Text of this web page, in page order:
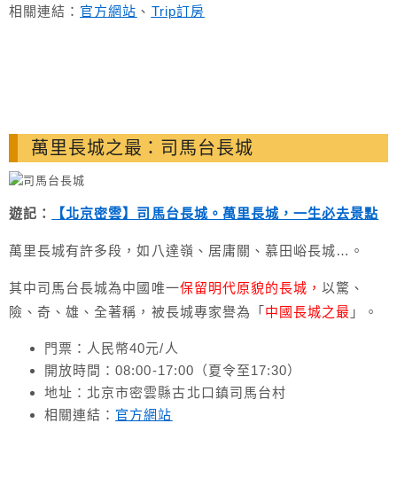
相關連結： 官方網站 、 Trip訂房
萬里長城之最：司馬台長城
遊記： 【北京密雲】司馬台長城。萬里長城，一生必去景點
萬里長城有許多段，如八達嶺、居庸關、慕田峪長城…。
其中司馬台長城為中國唯一保留明代原貌的長城，以驚、
險、奇、雄、全著稱，被長城專家譽為「 中國長城之最 」。
門票：人民幣40元/人
開放時間：08:00-17:00（夏令至17:30）
地址：北京市密雲縣古北口鎮司馬台村
相關連結： 官方網站